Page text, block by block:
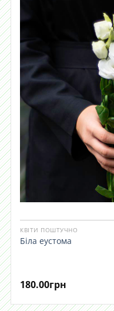
КВІТИ ПОШТУЧНО
Біла еустома
180.00грн